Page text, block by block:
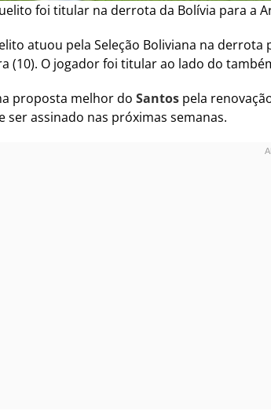
foi titular na derrota da Bolívia para a
atuou pela Seleção Boliviana na derrota
(10). O jogador foi titular ao lado do
proposta melhor do Santos pela
ser assinado nas próximas semanas.